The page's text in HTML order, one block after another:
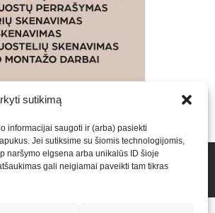
sutikimą
informacijai saugoti ir (arba) pasiekti
Jei sutiksime su šiomis technologijomis,
naršymo elgsena arba unikalūs ID šioje
gali neigiamai paveikti tam tikras
svetaines.2026Armijai.LT